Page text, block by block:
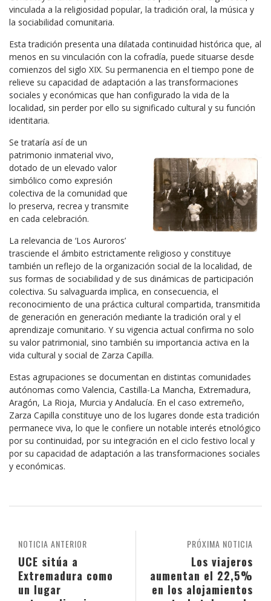
vinculada a la religiosidad popular, la tradición oral, la música y
la sociabilidad comunitaria.
Esta tradición presenta una dilatada continuidad histórica que, al
menos en su vinculación con la cofradía, puede situarse desde
comienzos del siglo XIX. Su permanencia en el tiempo pone de
relieve su capacidad de adaptación a las transformaciones
sociales y económicas que han configurado la vida de la
localidad, sin perder por ello su significado cultural y su función
identitaria.
Se trataría así de un
patrimonio inmaterial vivo,
dotado de un elevado valor
simbólico como expresión
colectiva de la comunidad que
lo preserva, recrea y transmite
en cada celebración.
La relevancia de ‘Los Auroros’
trasciende el ámbito estrictamente religioso y constituye
también un reflejo de la organización social de la localidad, de
sus formas de sociabilidad y de sus dinámicas de participación
colectiva. Su salvaguarda implica, en consecuencia, el
reconocimiento de una práctica cultural compartida, transmitida
de generación en generación mediante la tradición oral y el
aprendizaje comunitario. Y su vigencia actual confirma no solo
su valor patrimonial, sino también su importancia activa en la
vida cultural y social de Zarza Capilla.
Estas agrupaciones se documentan en distintas comunidades
autónomas como Valencia, Castilla-La Mancha, Extremadura,
Aragón, La Rioja, Murcia y Andalucía. En el caso extremeño,
Zarza Capilla constituye uno de los lugares donde esta tradición
permanece viva, lo que le confiere un notable interés etnológico
por su continuidad, por su integración en el ciclo festivo local y
por su capacidad de adaptación a las transformaciones sociales
y económicas.
PRÓXIMA NOTICIA
Los viajeros
aumentan el 22,5%
en los alojamientos
NOTICIA ANTERIOR
UCE sitúa a
Extremadura como
un lugar